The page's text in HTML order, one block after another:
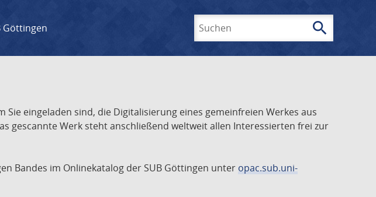
Göttingen search
eingeladen sind, die Digitalisierung eines gemeinfreien Werkes aus
gescannte Werk steht anschließend weltweit allen Interessierten frei zur
Bandes im Onlinekatalog der SUB Göttingen unter opac.sub.uni-